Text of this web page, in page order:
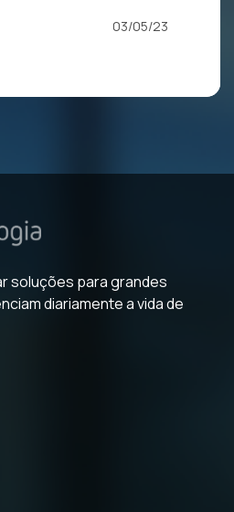
03/05/23
soluções para grandes
diariamente a vida de